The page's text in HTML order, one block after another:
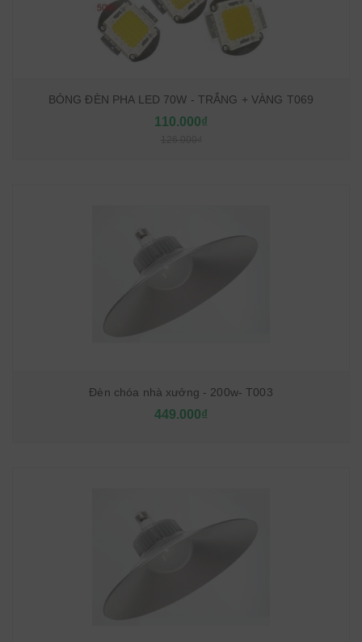
BÓNG ĐÈN PHA LED 70W - TRẮNG + VÀNG T069
110.000₫
Đèn chóa nhà xưởng - 200w- T003
449.000₫